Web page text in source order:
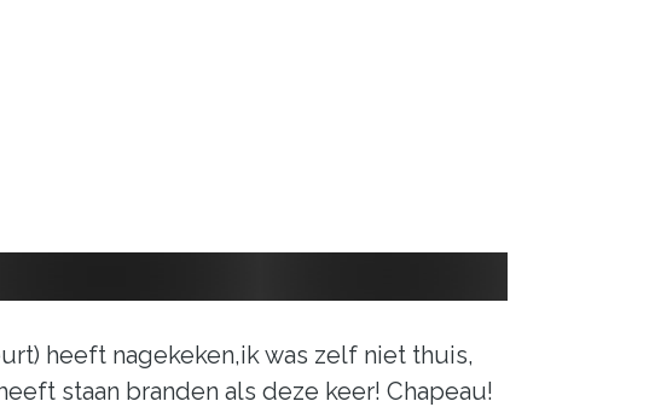
heeft nagekeken,ik was zelf niet thuis,
staan branden als deze keer! Chapeau!